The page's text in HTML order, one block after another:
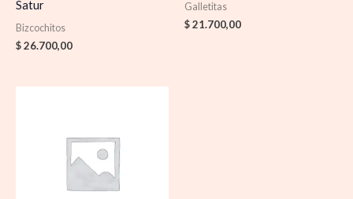
Satur
Bizcochitos
$26.700,00
Galletitas
$21.700,00